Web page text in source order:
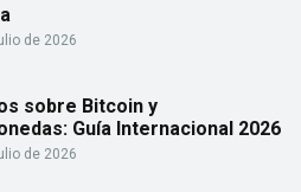
de 2026
sobre Bitcoin y
Guía Internacional 2026
de 2026